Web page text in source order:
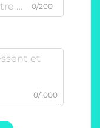
0/200
0/1000